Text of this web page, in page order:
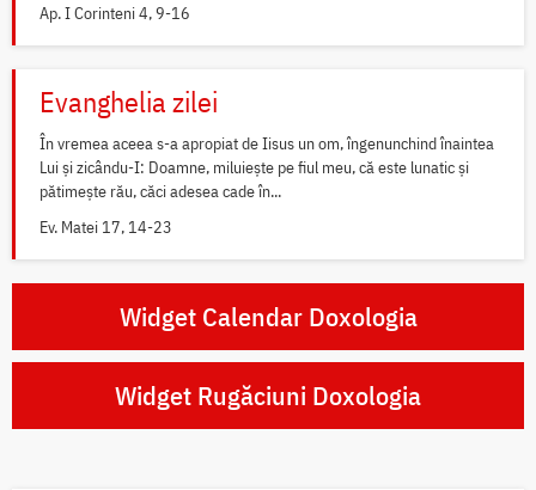
Ap. I Corinteni 4, 9-16
Evanghelia zilei
În vremea aceea s-a apropiat de Iisus un om, îngenunchind înaintea
Lui și zicându-I: Doamne, miluiește pe fiul meu, că este lunatic și
pătimește rău, căci adesea cade în...
Ev. Matei 17, 14-23
Widget Calendar Doxologia
Widget Rugăciuni Doxologia